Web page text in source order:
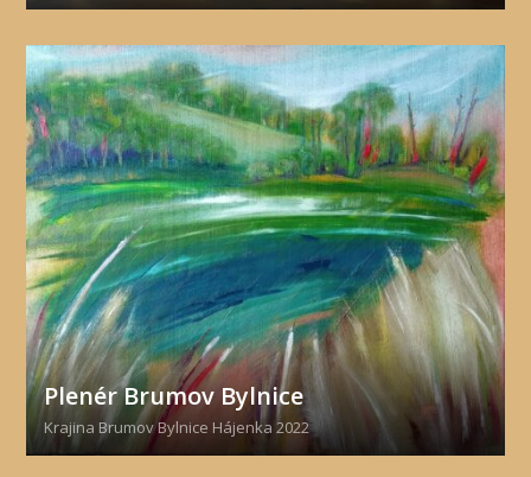
Plenér Brumov Bylnice
Krajina Brumov Bylnice Hájenka 2022